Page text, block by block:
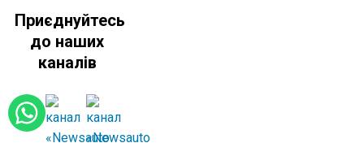
Приєднуйтесь
до наших
каналів